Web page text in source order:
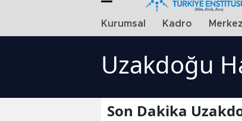
Kurumsal Kadro
Uzakdoğu
Son Dakika